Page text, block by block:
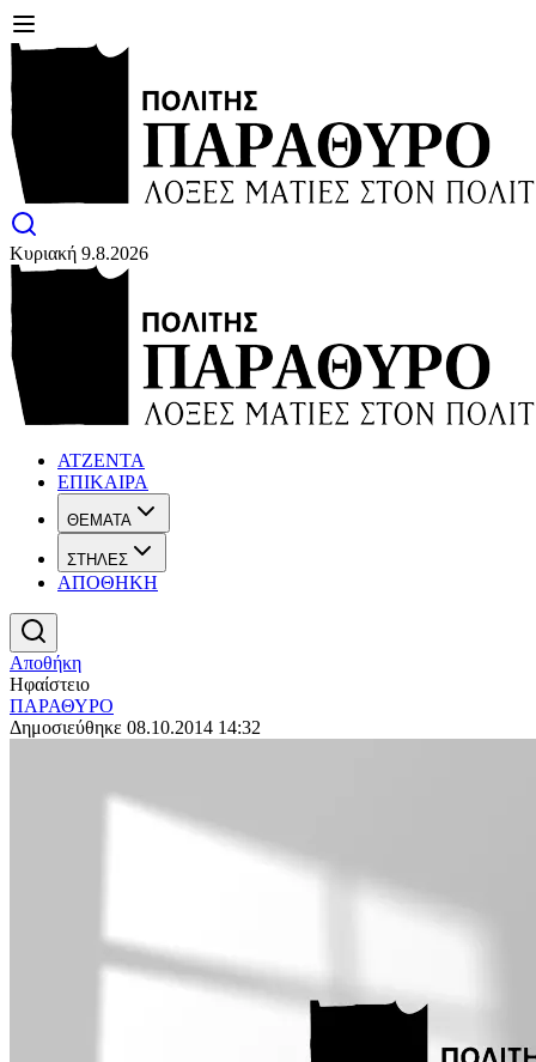
Κυριακή 9.8.2026
ΑΤΖΕΝΤΑ
ΕΠΙΚΑΙΡΑ
ΘΕΜΑΤΑ
ΣΤΗΛΕΣ
ΑΠΟΘΗΚΗ
Αποθήκη
Ηφαίστειο
ΠΑΡΑΘΥΡΟ
Δημοσιεύθηκε 08.10.2014 14:32